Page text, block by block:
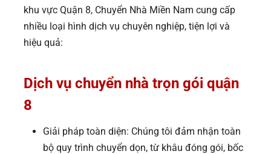
khu vực Quận 8, Chuyển Nhà Miền Nam cung cấp
nhiều loại hình dịch vụ chuyên nghiệp, tiện lợi và
hiệu quả:
Dịch vụ chuyển nhà trọn gói quận
8
Giải pháp toàn diện: Chúng tôi đảm nhận toàn
bộ quy trình chuyển dọn, từ khâu đóng gói, bốc